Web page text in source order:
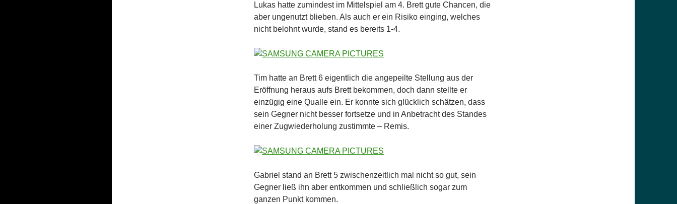
Lukas hatte zumindest im Mittelspiel am 4. Brett gute Chancen, die
aber ungenutzt blieben. Als auch er ein Risiko einging, welches
nicht belohnt wurde, stand es bereits 1-4.
Tim hatte an Brett 6 eigentlich die angepeilte Stellung aus der
Eröffnung heraus aufs Brett bekommen, doch dann stellte er
einzügig eine Qualle ein. Er konnte sich glücklich schätzen, dass
sein Gegner nicht besser fortsetze und in Anbetracht des Standes
einer Zugwiederholung zustimmte – Remis.
Gabriel stand an Brett 5 zwischenzeitlich mal nicht so gut, sein
Gegner ließ ihn aber entkommen und schließlich sogar zum
ganzen Punkt kommen.